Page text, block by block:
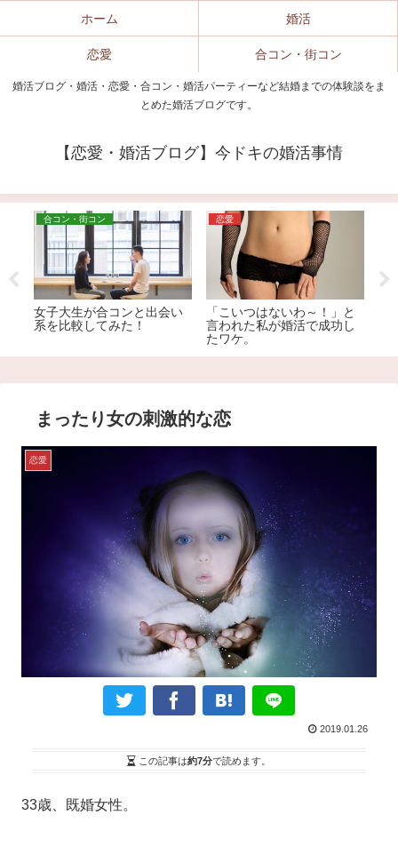
婚活ブログ・婚活・恋愛・合コン・婚活パーティーなど結婚までの体験談をま
とめた婚活ブログです。
【恋愛・婚活ブログ】今ドキの婚活事情
ホーム 婚活
恋愛 合コン・街コン
恋愛
なす子の婚活＆恋愛事情④
婚活
なす子の婚活＆恋愛事情⑤
まったり女の刺激的な恋
恋愛
2019.01.26
この記事は約7分で読めます。
33歳、既婚女性。